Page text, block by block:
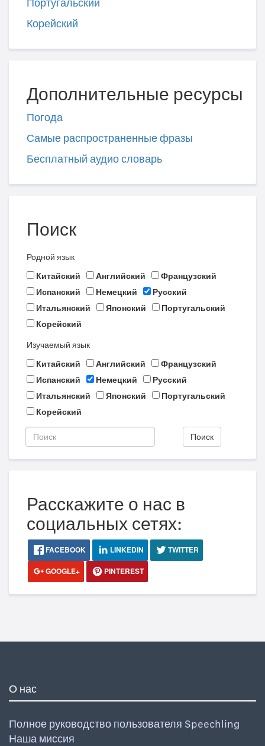
Португальский
Корейский
Дополнительные ресурсы
Погода
Самые распространенные фразы
Бесплатный аудио словарь
Поиск
Родной язык
Китайский
Английский
Французский
Испанский
Немецкий
Русский
Итальянский
Японский
Португальский
Корейский
Изучаемый язык
Китайский
Английский
Французский
Испанский
Немецкий
Русский
Итальянский
Японский
Португальский
Корейский
Поиск
Расскажите о нас в
социальных сетях:
FACEBOOK LINKEDIN
TWITTER
GOOGLE+
PINTEREST
О нас
Полное руководство пользователя Speechling
Наша миссия